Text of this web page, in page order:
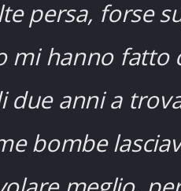
persa, forse
mi hanno fatto
due anni a
bombe